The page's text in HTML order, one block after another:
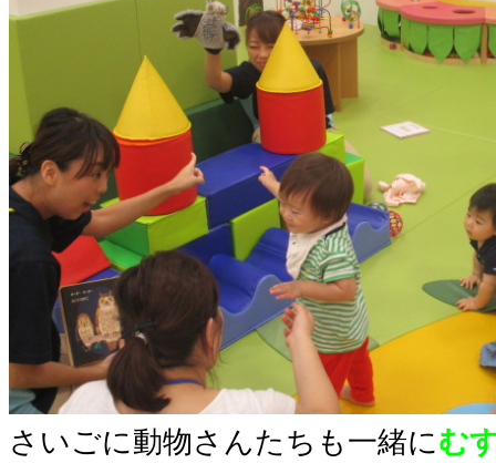
さいごに動物さんたちも一緒にむ